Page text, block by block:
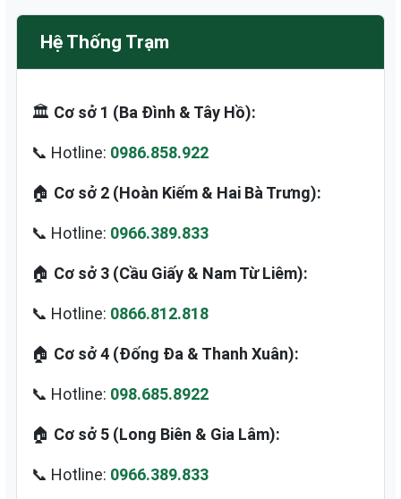
Hệ Thống Trạm
🏛️ Cơ sở 1 (Ba Đình & Tây Hồ):
📞 Hotline: 0986.858.922
🏠 Cơ sở 2 (Hoàn Kiếm & Hai Bà Trưng):
📞 Hotline: 0966.389.833
🏠 Cơ sở 3 (Cầu Giấy & Nam Từ Liêm):
📞 Hotline: 0866.812.818
🏠 Cơ sở 4 (Đống Đa & Thanh Xuân):
📞 Hotline: 098.685.8922
🏠 Cơ sở 5 (Long Biên & Gia Lâm):
📞 Hotline: 0966.389.833